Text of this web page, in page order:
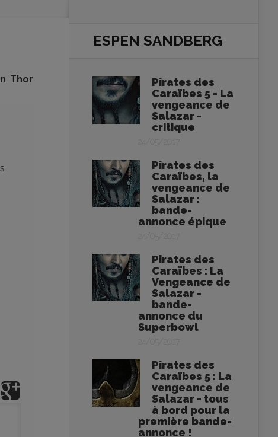
Thor
ESPEN SANDBERG
Pirates des
Caraïbes 5 - La
vengeance de
Salazar -
critique
24/05/2017
Pirates des
Caraïbes, la
vengeance de
Salazar :
bande-
annonce épique
24/05/2017
Pirates des
Caraïbes : La
Vengeance de
Salazar -
bande-
annonce du
Superbowl
24/05/2017
Pirates des
Caraïbes 5 : La
vengeance de
Salazar - tous
à bord pour la
première bande-
annonce !